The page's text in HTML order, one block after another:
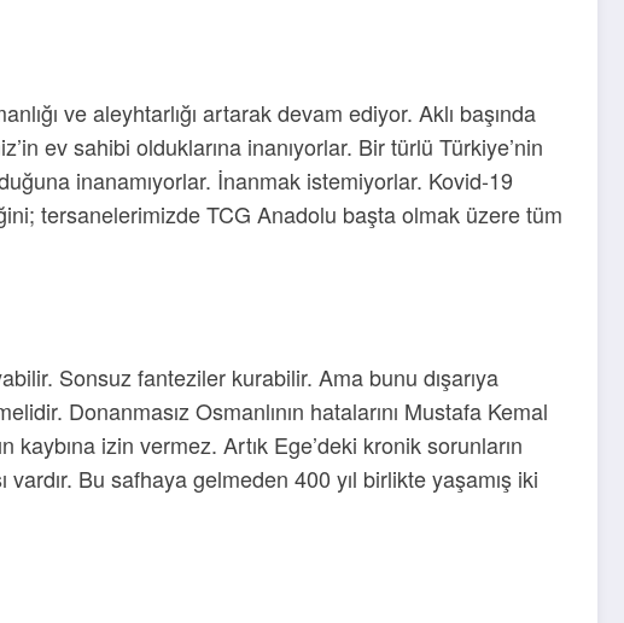
ve aleyhtarlığı artarak devam ediyor. Aklı başında
ev sahibi olduklarına inanıyorlar. Bir türlü Türkiye’nin
inanamıyorlar. İnanmak istemiyorlar. Kovid-19
tersanelerimizde TCG Anadolu başta olmak üzere tüm
Sonsuz fanteziler kurabilir. Ama bunu dışarıya
Donanmasız Osmanlının hatalarını Mustafa Kemal
izin vermez. Artık Ege’deki kronik sorunların
Bu safhaya gelmeden 400 yıl birlikte yaşamış iki